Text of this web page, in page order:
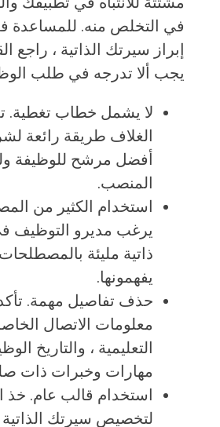
في التخلص منه. للمساعدة
إبراز سيرتك الذاتية ، راجع
يجب ألا تدرجه في طلب
لا يشمل خطاب تغطية.
الغلاف طريقة رائعة
أفضل مرشح للوظيفة
المنصب.
استخدام الكثير من
يرغب مديرو التوظيف
ذاتية مليئة بالمصطلحات
يفهمونها.
حذف تفاصيل مهمة.
معلومات الاتصال
التعليمية ، والتاريخ
مهارات وخبرات ذات
استخدام قالب عام. خذ
لتخصيص سيرتك الذاتية